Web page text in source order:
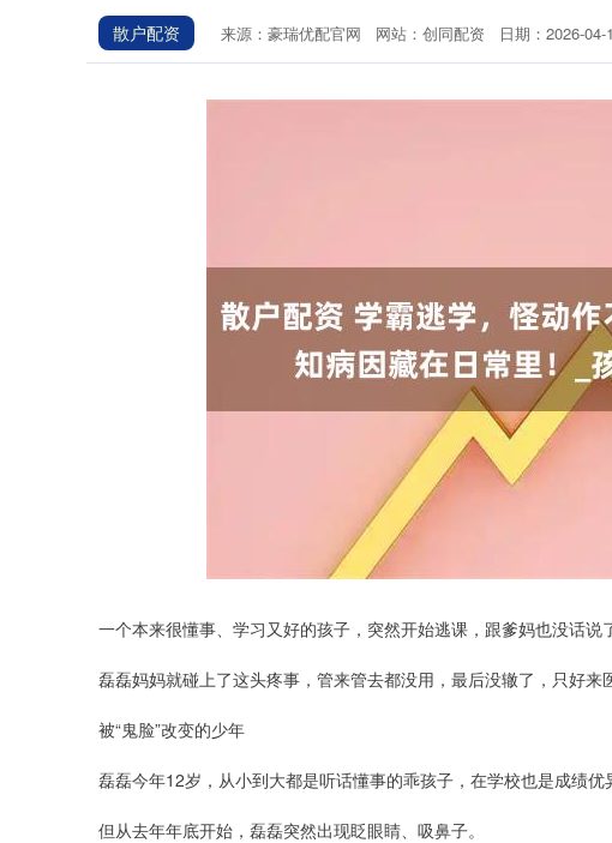
散户配资 来源：豪瑞优配官网 网站：创同配资 日期：2026-
一个本来很懂事、学习又好的孩子，突然开始逃课，跟爹妈也没话说
磊磊妈妈就碰上了这头疼事，管来管去都没用，最后没辙了，只好来
被“鬼脸”改变的少年
磊磊今年12岁，从小到大都是听话懂事的乖孩子，在学校也是成绩优
但从去年年底开始，磊磊突然出现眨眼睛、吸鼻子。
1.02% 深证成指 14311.01 200.89 1.42%